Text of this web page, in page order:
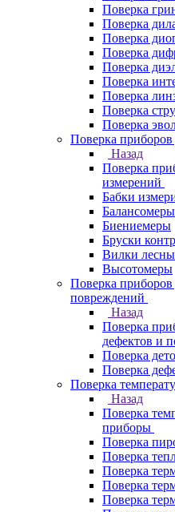
Поверка
Поверка
Поверка
Поверка
Поверка
Поверка
Поверка
Поверка
Поверка
Поверка
Назад
Поверка
измерений
Бабки
Балансомеры
Биениемеры
Бруски
Вилки
Высотомеры
Поверка
повреждений
Назад
Поверка
дефектов и
Поверка
Поверка
Поверка
Назад
Поверка
приборы
Поверка
Поверка
Поверка
Поверка
Поверка